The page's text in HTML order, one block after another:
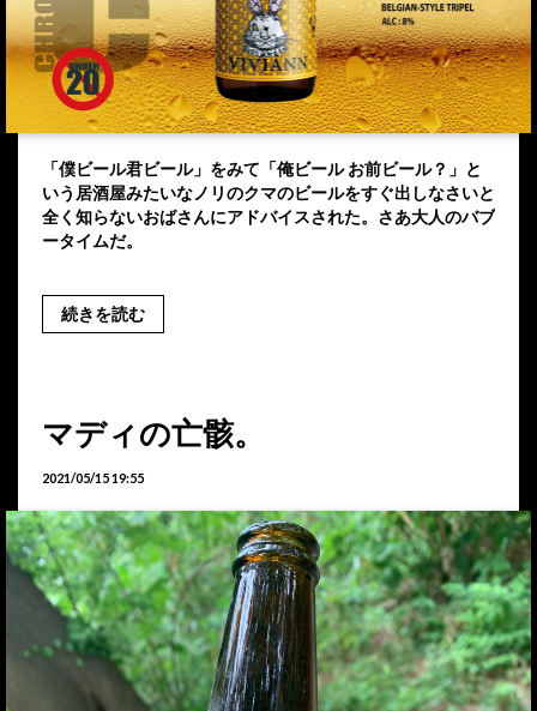
「僕ビール君ビール」をみて「俺ビール お前ビール？」と
いう居酒屋みたいなノリのクマのビールをすぐ出しなさいと
全く知らないおばさんにアドバイスされた。さあ大人のバブ
ータイムだ。
続きを読む
マディの亡骸。
2021/05/15 19:55